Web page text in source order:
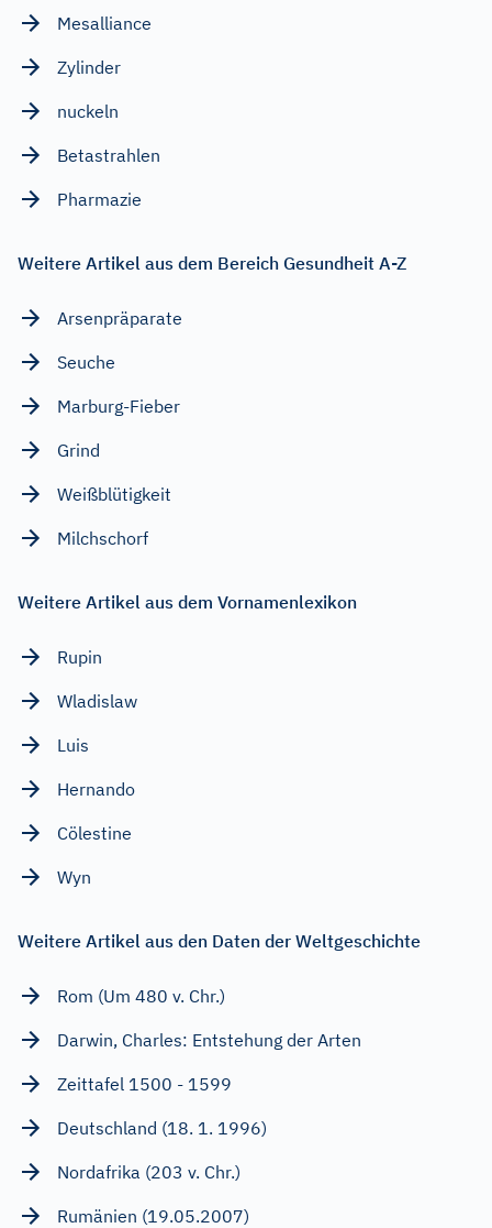
Mesalliance
Zylinder
nuckeln
Betastrahlen
Pharmazie
Weitere Artikel aus dem Bereich Gesundheit A-Z
Arsenpräparate
Seuche
Marburg-Fieber
Grind
Weißblütigkeit
Milchschorf
Weitere Artikel aus dem Vornamenlexikon
Rupin
Wladislaw
Luis
Hernando
Cölestine
Wyn
Weitere Artikel aus den Daten der Weltgeschichte
Rom (Um 480 v. Chr.)
Darwin, Charles: Entstehung der Arten
Zeittafel 1500 - 1599
Deutschland (18. 1. 1996)
Nordafrika (203 v. Chr.)
Rumänien (19.05.2007)